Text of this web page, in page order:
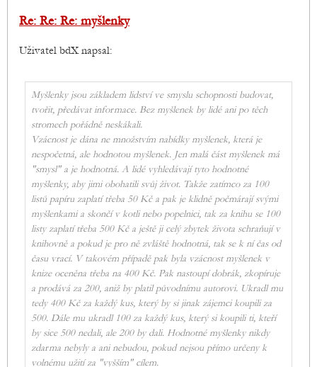
Re: Re: Re: myšlenky
Uživatel bdX napsal:
Myšlenky jsou základem lidství ve smyslu schopnosti budovat,
tvořit, předávat informace. Bez myšlenek by lidé ani po těch
stromech pořádně neskákali.
Vzácnost je dána ne množstvím nabídky myšlenek, která je
nespočetná, ale hodnotou myšlenek. Jen malá část myšlenek má
"smysl" a je hodnotná. A lidé vyhledávají tyto hodnotné
myšlenky, aby jimi obohatili svůj život. Takže zatímco za 100
listů papíru zaplatí třeba 50 Kč a pak je klidně počmárají svými
myšlenkami a skončí v kotli nebo popelnici, tak za knihu se 100
listy zaplatí třeba 500 Kč a ještě ji celý zbytek života schraňují v
knihovně a pokud je pro ně zvláště hodnotná, tak se k ní čas od
času vrací. V takovém případě pak byla vzácnost myšlenek v
knize oceněna třeba na 400 Kč. Pak nastoupí dobrák, zkopíruje
a prodává za 200, aniž by platil původnímu autorovi. Ukradl mu
tedy 400 Kč za každý kus, který by si jinak zájemci koupili za
500. Dále mu ukradl 100 za každý kus, který si koupili ti, kteří
by sice 500 nedali, ale 200 by dali. Hodnotné myšlenky nikdy
zdarma nebyly a ani nebudou, pokud nejsou přímo určeny k
volnému užití za "vyšším" cílem.